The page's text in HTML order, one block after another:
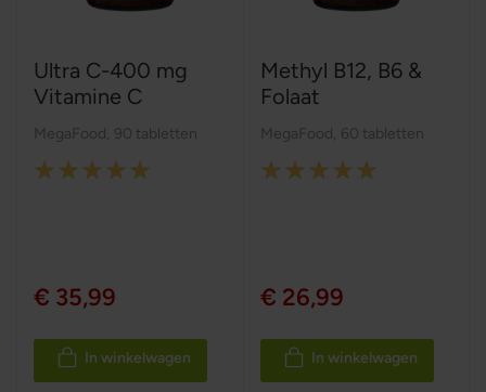
Ultra C-400 mg
Vitamine C
MegaFood 90 tabletten
Rating:
€ 35,99
In winkelwagen
Methyl B12, B6 &
Folaat
MegaFood 60 tabletten
Rating:
€ 26,99
In winkelwagen